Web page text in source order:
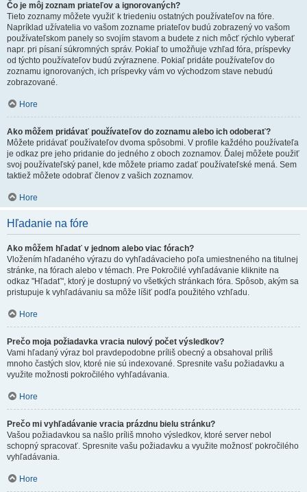
Čo je môj zoznam priateľov a ignorovaných?
Tieto zoznamy môžete využiť k triedeniu ostatných používateľov na fóre.
Napríklad užívatelia vo vašom zozname priateľov budú zobrazený vo vašom
používateľskom panely so svojím stavom a budete z nich môcť rýchlo vyberať
napr. pri písaní súkromných správ. Pokiaľ to umožňuje vzhľad fóra, príspevky
od týchto používateľov budú zvýraznene. Pokiaľ pridáte používateľov do
zoznamu ignorovaných, ich príspevky vám vo východzom stave nebudú
zobrazované.
Hore
Ako môžem pridávať používateľov do zoznamu alebo ich odoberať?
Môžete pridávať používateľov dvoma spôsobmi. V profile každého používateľa
je odkaz pre jeho pridanie do jedného z oboch zoznamov. Ďalej môžete použiť
svoj používateľský panel, kde môžete priamo zadať používateľské mená. Sem
taktiež môžete odobrať členov z vašich zoznamov.
Hore
Hľadanie na fóre
Ako môžem hľadať v jednom alebo viac fórach?
Vložením hľadaného výrazu do vyhľadávacieho poľa umiestneného na titulnej
stránke, na fórach alebo v témach. Pre Pokročilé vyhľadávanie kliknite na
odkaz "Hľadať", ktorý je dostupný vo všetkých stránkach fóra. Spôsob, akým sa
pristupuje k vyhľadávaniu sa môže líšiť podľa použitého vzhľadu.
Hore
Prečo moja požiadavka vracia nulový počet výsledkov?
Vami hľadaný výraz bol pravdepodobne príliš obecný a obsahoval príliš
mnoho častých slov, ktoré nie sú indexované. Spresnite vašu požiadavku a
využite možnosti pokročilého vyhľadávania.
Hore
Prečo mi vyhľadávanie vracia prázdnu bielu stránku?
Vašou požiadavkou sa našlo príliš mnoho výsledkov, ktoré server nebol
schopný spracovať. Spresnite vašu požiadavku a využite možnosť pokročilého
vyhľadávania.
Hore